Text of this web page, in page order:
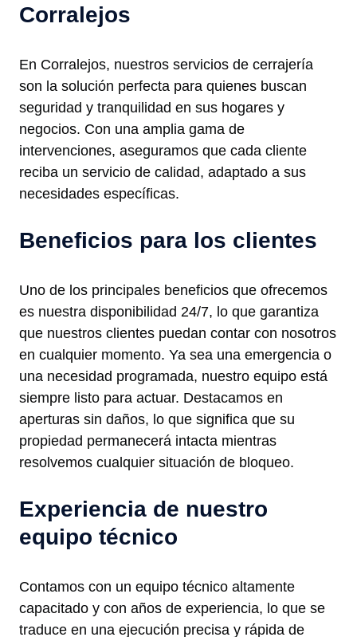
Corralejos
En Corralejos, nuestros servicios de cerrajería
son la solución perfecta para quienes buscan
seguridad y tranquilidad en sus hogares y
negocios. Con una amplia gama de
intervenciones, aseguramos que cada cliente
reciba un servicio de calidad, adaptado a sus
necesidades específicas.
Beneficios para los clientes
Uno de los principales beneficios que ofrecemos
es nuestra disponibilidad 24/7, lo que garantiza
que nuestros clientes puedan contar con nosotros
en cualquier momento. Ya sea una emergencia o
una necesidad programada, nuestro equipo está
siempre listo para actuar. Destacamos en
aperturas sin daños, lo que significa que su
propiedad permanecerá intacta mientras
resolvemos cualquier situación de bloqueo.
Experiencia de nuestro
equipo técnico
Contamos con un equipo técnico altamente
capacitado y con años de experiencia, lo que se
traduce en una ejecución precisa y rápida de